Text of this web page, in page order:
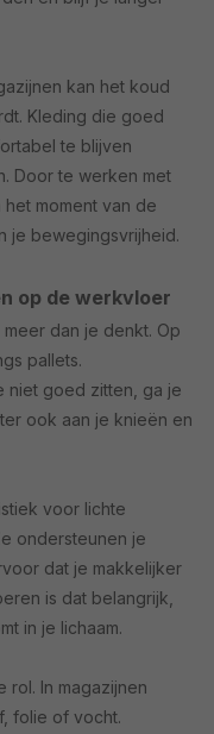
kan het koud
Kleding die goed
te blijven
Door te werken met
moment van de
je bewegingsvrijheid.
op de werkvloer
dan je denkt. Op
pallets.
niet goed zitten, ga je
ook aan je knieën en
voor lichte
ondersteunen je
dat je makkelijker
is dat belangrijk,
in je lichaam.
rol. In magazijnen
folie of vocht.